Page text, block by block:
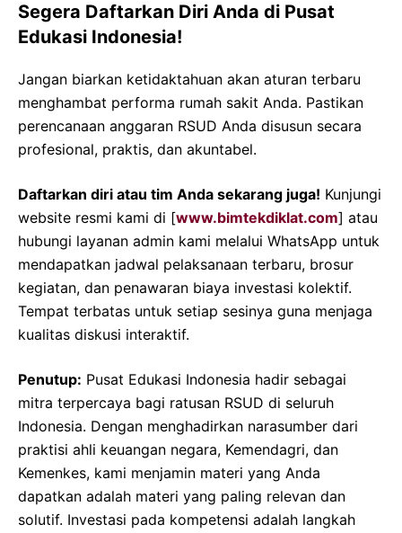
Segera Daftarkan Diri Anda di Pusat
Edukasi Indonesia!
Jangan biarkan ketidaktahuan akan aturan terbaru
menghambat performa rumah sakit Anda. Pastikan
perencanaan anggaran RSUD Anda disusun secara
profesional, praktis, dan akuntabel.
Daftarkan diri atau tim Anda sekarang juga! Kunjungi
website resmi kami di [www.bimtekdiklat.com] atau
hubungi layanan admin kami melalui WhatsApp untuk
mendapatkan jadwal pelaksanaan terbaru, brosur
kegiatan, dan penawaran biaya investasi kolektif.
Tempat terbatas untuk setiap sesinya guna menjaga
kualitas diskusi interaktif.
Penutup: Pusat Edukasi Indonesia hadir sebagai
mitra terpercaya bagi ratusan RSUD di seluruh
Indonesia. Dengan menghadirkan narasumber dari
praktisi ahli keuangan negara, Kemendagri, dan
Kemenkes, kami menjamin materi yang Anda
dapatkan adalah materi yang paling relevan dan
solutif. Investasi pada kompetensi adalah langkah